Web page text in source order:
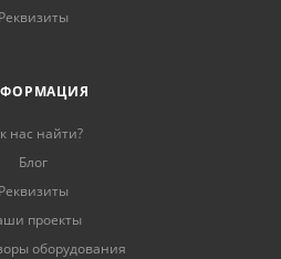
Реквизиты
нас найти?
Блог
Реквизиты
проекты
оборудования